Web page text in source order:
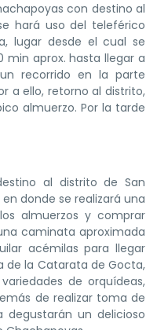
con destino al
hará uso del teleférico
lugar desde el cual se
aprox. hasta llegar a
recorrido en la parte
a ello, retorno al distrito,
almuerzo. Por la tarde
al distrito de San
donde se realizará una
almuerzos y comprar
caminata aproximada
acémilas para llegar
de la Catarata de Gocta,
de orquídeas,
de realizar toma de
degustarán un delicioso